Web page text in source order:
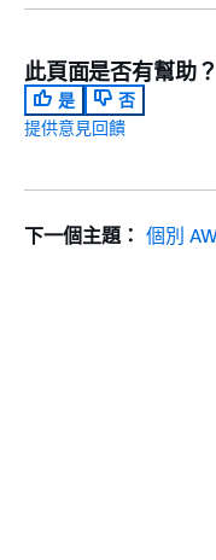
此頁面是否有幫助？
是
否
提供意見回饋
下一個主題： 個別